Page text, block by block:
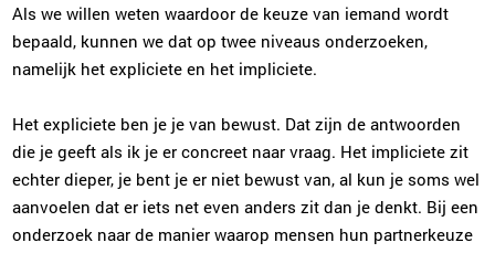
Als we willen weten waardoor de keuze van iemand wordt
bepaald, kunnen we dat op twee niveaus onderzoeken,
namelijk het expliciete en het impliciete.
Het expliciete ben je je van bewust. Dat zijn de antwoorden
die je geeft als ik je er concreet naar vraag. Het impliciete zit
echter dieper, je bent je er niet bewust van, al kun je soms wel
aanvoelen dat er iets net even anders zit dan je denkt. Bij een
onderzoek naar de manier waarop mensen hun partnerkeuze